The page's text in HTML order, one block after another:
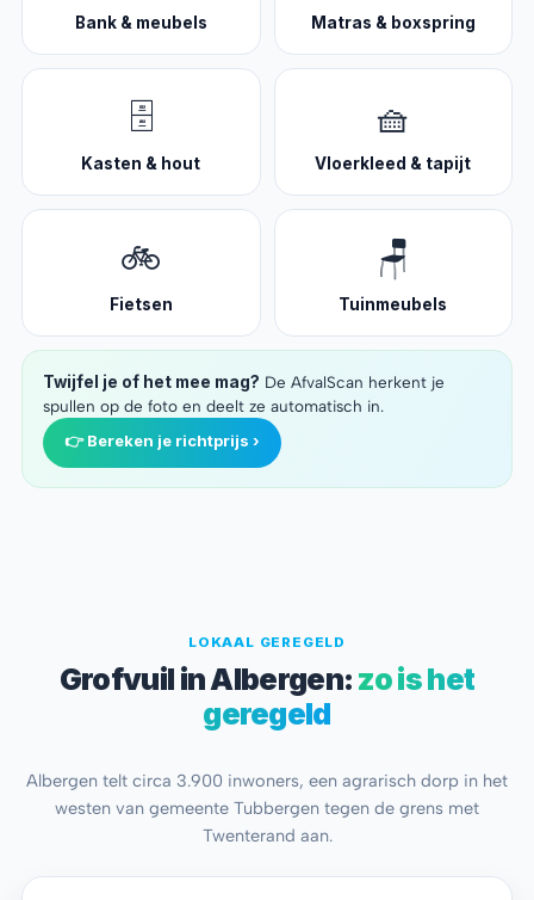
Bank & meubels Matras & boxspring
🗄️
Kasten & hout
🧺
Vloerkleed & tapijt
🚲
Fietsen
🪑
Tuinmeubels
Twijfel je of het mee mag? De AfvalScan herkent je
spullen op de foto en deelt ze automatisch in.
👉 Bereken je richtprijs ›
LOKAAL GEREGELD
Grofvuil in Albergen: zo is het
geregeld
Albergen telt circa 3.900 inwoners, een agrarisch dorp in het
westen van gemeente Tubbergen tegen de grens met
Twenterand aan.